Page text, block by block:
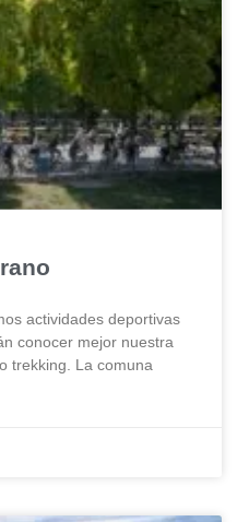
actividades deportivas
conocer mejor nuestra
trekking. La comuna